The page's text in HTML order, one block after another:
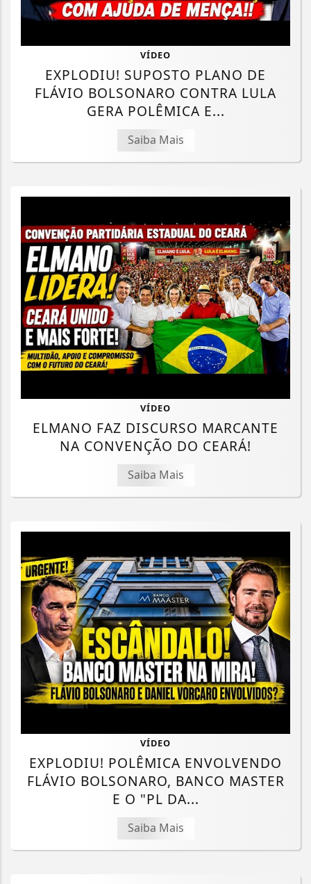
VÍDEO
EXPLODIU! SUPOSTO PLANO DE
FLÁVIO BOLSONARO CONTRA LULA
GERA POLÊMICA E...
Saiba Mais
VÍDEO
ELMANO FAZ DISCURSO MARCANTE
NA CONVENÇÃO DO CEARÁ!
Saiba Mais
VÍDEO
EXPLODIU! POLÊMICA ENVOLVENDO
FLÁVIO BOLSONARO, BANCO MASTER
E O "PL DA...
Saiba Mais